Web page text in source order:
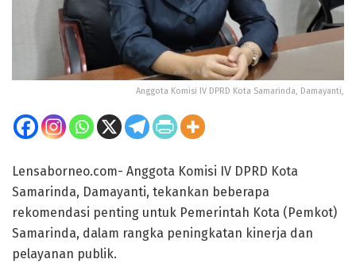
Anggota Komisi IV DPRD Kota Samarinda, Damayanti,
Lensaborneo.com- Anggota Komisi IV DPRD Kota
Samarinda, Damayanti, tekankan beberapa
rekomendasi penting untuk Pemerintah Kota (Pemkot)
Samarinda, dalam rangka peningkatan kinerja dan
pelayanan publik.